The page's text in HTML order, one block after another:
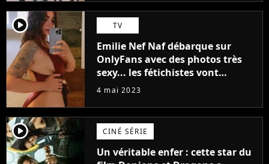
player2 TV
Emilie Nef Naf débarque sur
OnlyFans avec des photos très
sexy... les fétichistes vont
prendre leur pied !
4 mai 2023
player2 CINÉ SÉRIE
Un véritable enfer : cette star du